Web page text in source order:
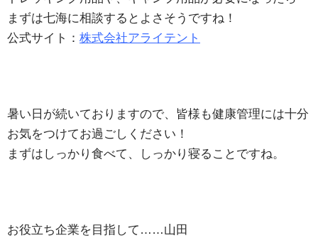
まずは七海に相談するとよさそうですね！
公式サイト： 株式会社アライテント
暑い日が続いておりますので、皆様も健康管理には十分
お気をつけてお過ごしください！
まずはしっかり食べて、しっかり寝ることですね。
お役立ち企業を目指して……山田